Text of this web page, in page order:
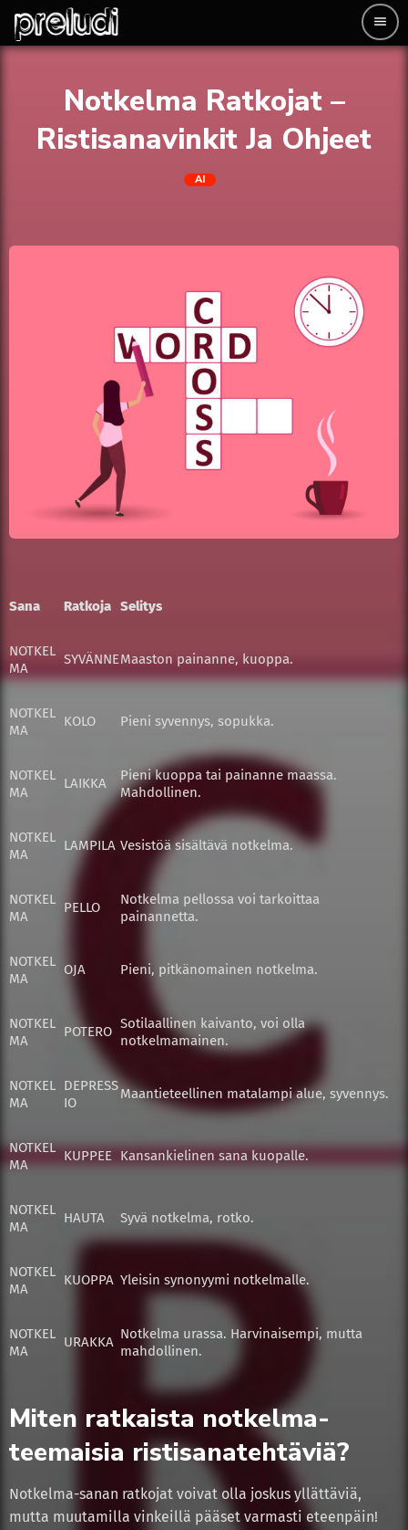
menu
Notkelma Ratkojat –
Ristisanavinkit Ja Ohjeet
AI
Sana Ratkoja Selitys
NOTKEL
MA
SYVÄNNEMaaston painanne, kuoppa.
NOTKEL
MA
KOLO Pieni syvennys, sopukka.
NOTKEL
MA
LAIKKA
Pieni kuoppa tai painanne maassa.
Mahdollinen.
NOTKEL
MA
LAMPILA Vesistöä sisältävä notkelma.
NOTKEL
MA
PELLO
Notkelma pellossa voi tarkoittaa
painannetta.
NOTKEL
MA
OJA Pieni, pitkänomainen notkelma.
NOTKEL
MA
POTERO Sotilaallinen kaivanto, voi olla
notkelmamainen.
NOTKEL
MA
DEPRESS
IO
Maantieteellinen matalampi alue, syvennys.
NOTKEL
MA
KUPPEE Kansankielinen sana kuopalle.
NOTKEL
MA
HAUTA Syvä notkelma, rotko.
NOTKEL
MA
KUOPPA Yleisin synonyymi notkelmalle.
NOTKEL
MA
URAKKA Notkelma urassa. Harvinaisempi, mutta
mahdollinen.
Miten ratkaista notkelma-
teemaisia ristisanatehtäviä?
Notkelma-sanan ratkojat voivat olla joskus yllättäviä,
mutta muutamilla vinkeillä pääset varmasti eteenpäin!